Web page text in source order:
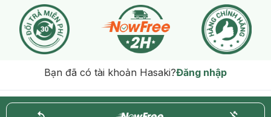
Bạn đã có tài khoản Hasaki?Đăng nhập